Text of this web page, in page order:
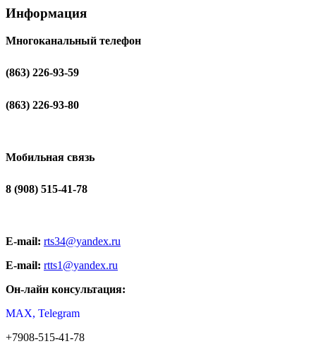
Информация
Многоканальный телефон
(863) 226-93-59
(863) 226-93-80
Мобильная связь
8 (908) 515-41-78
E-mail: rts34@yandex.ru
E-mail: rtts1@yandex.ru
Он-лайн консультация:
MAX, Telegram
+7908-515-41-78